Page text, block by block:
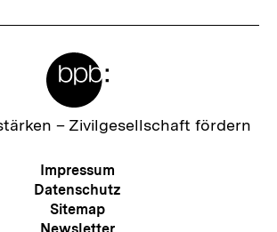
– Zivilgesellschaft fördern
Meta-
Navigation
Impressum
Datenschutz
Sitemap